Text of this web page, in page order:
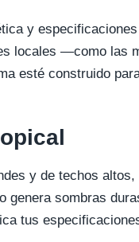
y
locales —como las
esté construido
y de techos
genera sombras
tus